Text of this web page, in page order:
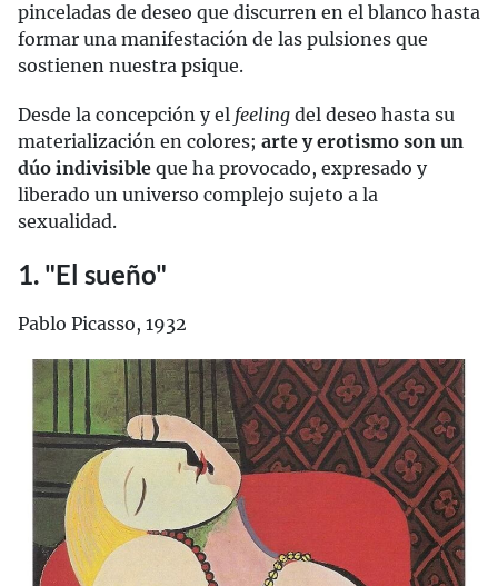
pinceladas de deseo que discurren en el blanco hasta
formar una manifestación de las pulsiones que
sostienen nuestra psique.
Desde la concepción y el feeling del deseo hasta su
materialización en colores; arte y erotismo son un
dúo indivisible que ha provocado, expresado y
liberado un universo complejo sujeto a la
sexualidad.
1. "El sueño"
Pablo Picasso, 1932